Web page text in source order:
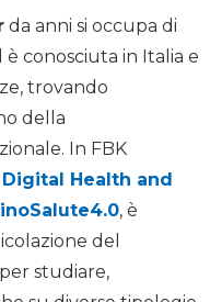
da anni si occupa di
conosciuta in Italia e
trovando
della
In FBK
Digital Health and
, è
del
studiare,